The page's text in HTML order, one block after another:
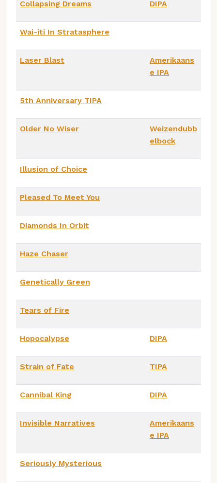
Collapsing Dreams DIPA
Wai-iti In Stratasphere
Laser Blast
Amerikaans
e IPA
5th Anniversary TIPA
Older No Wiser
Weizendubb
elbock
Illusion of Choice
Pleased To Meet You
Diamonds In Orbit
Haze Chaser
Genetically Green
Tears of Fire
Hopocalypse DIPA
Strain of Fate TIPA
Cannibal King DIPA
Invisible Narratives
Amerikaans
e IPA
Seriously Mysterious